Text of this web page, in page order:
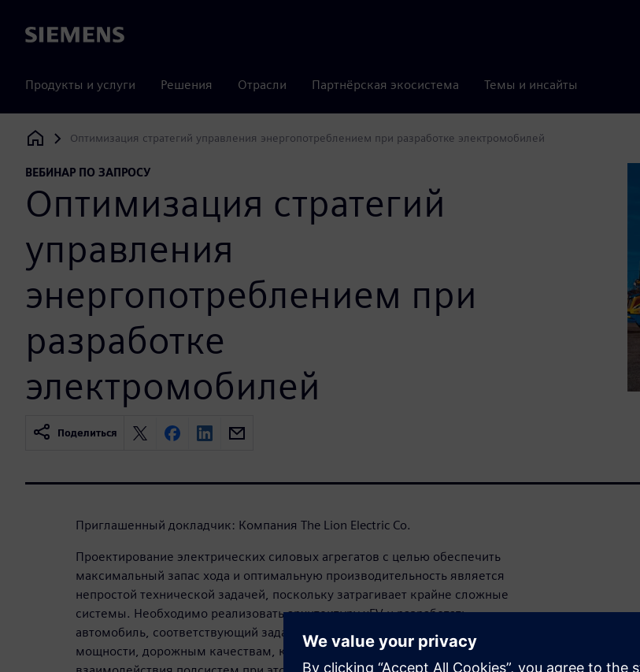
Siemens
Продукты и услуги Решения Отрасли Партнёрская экосистема Темы и инсайты
Siemens Digital Industries Software
Оптимизация стратегий управления энергопотреблением при разработке электромобилей
ВЕБИНАР ПО ЗАПРОСУ
Оптимизация стратегий
управления
энергопотреблением при
разработке
электромобилей
Поделиться
Приглашенный докладчик: Компания The Lion Electric Co.
Проектирование электрических силовых агрегатов с целью обеспечить
максимальный запас хода и оптимальную производительность является
непростой технической задачей, поскольку затрагивает крайне сложные
системы. Необходимо реализовать архитектуру xEV и разработать
автомобиль, соответствующий заданным требованиям по запасу хода,
мощности, дорожным качествам, комфорту и безопасности. Понимание